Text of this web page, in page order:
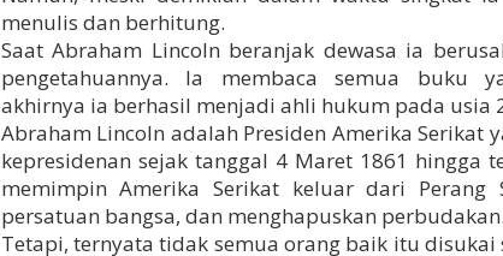
menulis dan berhitung.
Saat Abraham Lincoln beranjak dewasa ia
pengetahuannya. Ia membaca semua buku
akhirnya ia berhasil menjadi ahli hukum pada usia
Abraham Lincoln adalah Presiden Amerika Serikat
kepresidenan sejak tanggal 4 Maret 1861 hingga
memimpin Amerika Serikat keluar dari Perang
persatuan bangsa, dan menghapuskan perbudakan.
Tetapi, ternyata tidak semua orang baik itu disukai